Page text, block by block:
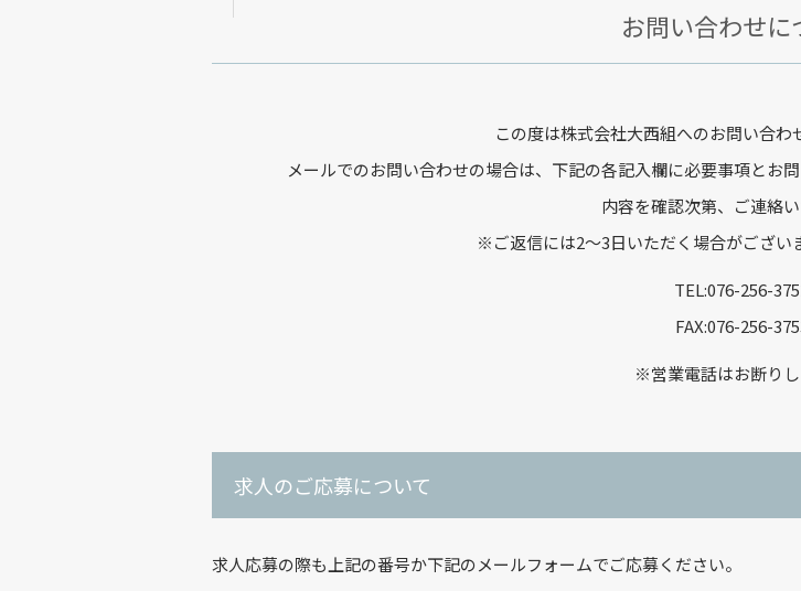
お問い合わせに
この度は株式会社大西組へのお問い合わ
メールでのお問い合わせの場合は、下記の各記入欄に必要事項とお
内容を確認次第、ご連絡い
※ご返信には2～3日いただく場合がござい
TEL:076-256-
FAX:076-256-
※営業電話はお断りし
求人のご応募について
求人応募の際も上記の番号か下記のメールフォームでご応募ください。